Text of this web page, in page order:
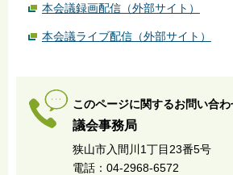
本会議録画配信（外部サイト）
本会議ライブ配信（外部サイト）
このページに関するお問い合
議会事務局
狭山市入間川1丁目23番5号
電話：04-2968-6572